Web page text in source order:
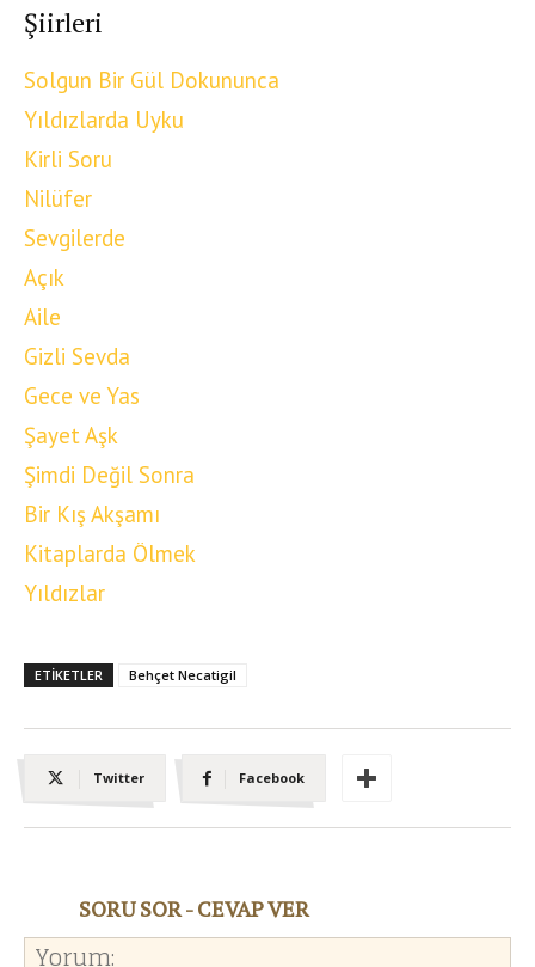
Şiirleri
Solgun Bir Gül Dokununca
Yıldızlarda Uyku
Kirli Soru
Nilüfer
Sevgilerde
Açık
Aile
Gizli Sevda
Gece ve Yas
Şayet Aşk
Şimdi Değil Sonra
Bir Kış Akşamı
Kitaplarda Ölmek
Yıldızlar
ETIKETLER Behçet Necatigil
Twitter Facebook
SORU SOR - CEVAP VER